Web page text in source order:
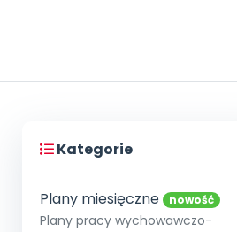
Kategorie
Plany miesięczne nowość
Plany pracy wychowawczo-